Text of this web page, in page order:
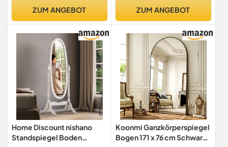
ZUM ANGEBOT
Garderobe, Schwarz
ZUM ANGEBOT
Home Discount nishano
Standspiegel Boden
Koonmi Ganzkörperspiegel
Bogen 171 x 76 cm Schwarz,